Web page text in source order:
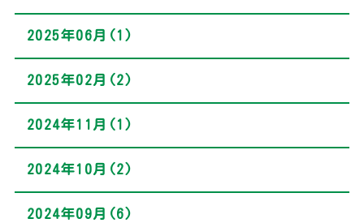
2025年06月(1)
2025年02月(2)
2024年11月(1)
2024年10月(2)
2024年09月(6)